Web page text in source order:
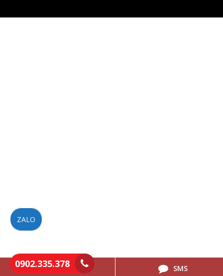
0902.335.378 SMS
ZALO
0902.335.378